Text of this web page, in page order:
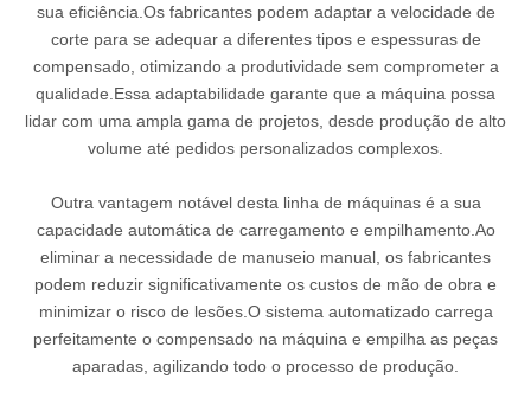
sua eficiência.Os fabricantes podem adaptar a velocidade de
corte para se adequar a diferentes tipos e espessuras de
compensado, otimizando a produtividade sem comprometer a
qualidade.Essa adaptabilidade garante que a máquina possa
lidar com uma ampla gama de projetos, desde produção de alto
volume até pedidos personalizados complexos.
Outra vantagem notável desta linha de máquinas é a sua
capacidade automática de carregamento e empilhamento.Ao
eliminar a necessidade de manuseio manual, os fabricantes
podem reduzir significativamente os custos de mão de obra e
minimizar o risco de lesões.O sistema automatizado carrega
perfeitamente o compensado na máquina e empilha as peças
aparadas, agilizando todo o processo de produção.